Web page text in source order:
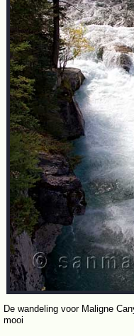
De wandeling voor Maligne
mooi